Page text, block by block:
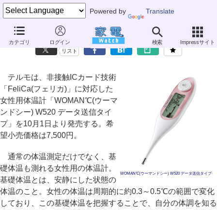
Powered by Translate
カテゴリ ログイン 検索 Impressサイト
テルモ、おサイフケータイにデータが送れる女性用体温計
リスト
WOMAN℃(ウーマンドシー) W520 データ送信タイプ
テルモは、非接触ICカード技術
「FeliCa(フェリカ)」に対応した
女性用体温計「WOMAN℃(ウーマ
ンドシー) W520 データ送信タイ
プ」を10月1日より発売する。希
望小売価格は7,500円。
通常の体温測定だけでなく、基
礎体温も測れる女性用の体温計。
基礎体温とは、安静にした状態の
体温のこと。女性の体温は周期的に約0.3～0.5℃の範囲で変化
しており、この基礎体温を把握することで、自分の体調を知る